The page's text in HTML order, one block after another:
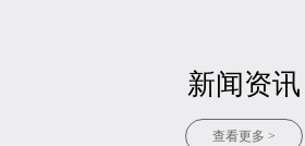
新闻资讯
查看更多 >